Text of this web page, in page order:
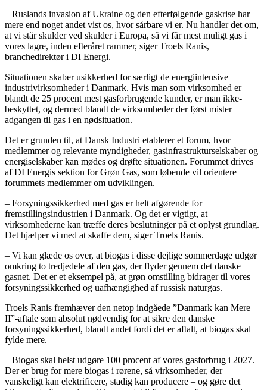
– Ruslands invasion af Ukraine og den efterfølgende gaskrise har
mere end noget andet vist os, hvor sårbare vi er. Nu handler det om,
at vi står skulder ved skulder i Europa, så vi får mest muligt gas i
vores lagre, inden efteråret rammer, siger Troels Ranis,
branchedirektør i DI Energi.
Situationen skaber usikkerhed for særligt de energiintensive
industrivirksomheder i Danmark. Hvis man som virksomhed er
blandt de 25 procent mest gasforbrugende kunder, er man ikke-
beskyttet, og dermed blandt de virksomheder der først mister
adgangen til gas i en nødsituation.
Det er grunden til, at Dansk Industri etablerer et forum, hvor
medlemmer og relevante myndigheder, gasinfrastrukturselskaber og
energiselskaber kan mødes og drøfte situationen. Forummet drives
af DI Energis sektion for Grøn Gas, som løbende vil orientere
forummets medlemmer om udviklingen.
– Forsyningssikkerhed med gas er helt afgørende for
fremstillingsindustrien i Danmark. Og det er vigtigt, at
virksomhederne kan træffe deres beslutninger på et oplyst grundlag.
Det hjælper vi med at skaffe dem, siger Troels Ranis.
– Vi kan glæde os over, at biogas i disse dejlige sommerdage udgør
omkring to tredjedele af den gas, der flyder gennem det danske
gasnet. Det er et eksempel på, at grøn omstilling bidrager til vores
forsyningssikkerhed og uafhængighed af russisk naturgas.
Troels Ranis fremhæver den netop indgåede ”Danmark kan Mere
II”-aftale som absolut nødvendig for at sikre den danske
forsyningssikkerhed, blandt andet fordi det er aftalt, at biogas skal
fylde mere.
– Biogas skal helst udgøre 100 procent af vores gasforbrug i 2027.
Der er brug for mere biogas i rørene, så virksomheder, der
vanskeligt kan elektrificere, stadig kan producere – og gøre det